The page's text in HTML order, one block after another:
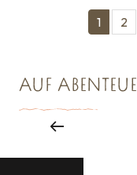
1 2
AUF